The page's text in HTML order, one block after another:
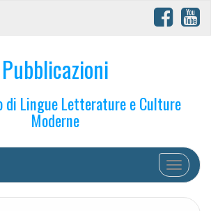
Pubblicazioni
di Lingue Letterature e Culture
Moderne
Toggle